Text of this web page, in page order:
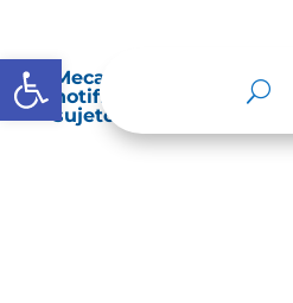
Abrir barra de herramientas
Mecanismos internos
notificación y
sujeto obligado